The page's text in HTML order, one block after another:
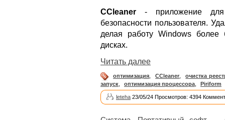
CCleaner - приложение для
безопасности пользователя.
делая работу Windows
дисках.
Читать далее
оптимизация CCleaner
очистка
запуск
оптимизация процессора Piriform
leteha 23/05/24 Просмотров: 4394